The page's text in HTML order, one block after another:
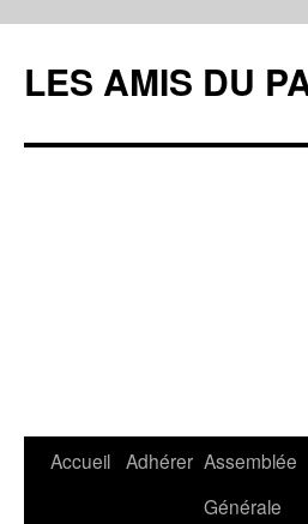
LES AMIS DU
Aller
Accueil Adhérer Assemblée
Générale